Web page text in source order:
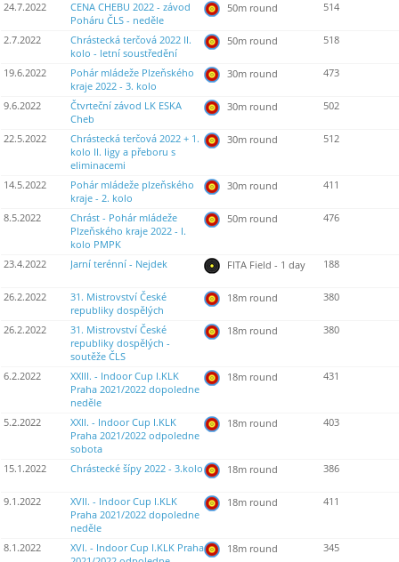
24.7.2022
CENA CHEBU 2022 - závod
Poháru ČLS - neděle
50m round 514
2.7.2022
Chrástecká terčová 2022 II.
kolo - letní soustředění
50m round 518
19.6.2022
Pohár mládeže Plzeňského
kraje 2022 - 3. kolo
30m round 473
9.6.2022
Čtvrteční závod LK ESKA
Cheb
30m round 502
22.5.2022
Chrástecká terčová 2022 + 1.
kolo II. ligy a přeboru s
eliminacemi
30m round 512
14.5.2022
Pohár mládeže plzeňského
kraje - 2. kolo
30m round 411
8.5.2022
Chrást - Pohár mládeže
Plzeňského kraje 2022 - I.
kolo PMPK
50m round 476
23.4.2022 Jarní terénní - Nejdek FITA Field - 1 day 188
26.2.2022
31. Mistrovství České
republiky dospělých
18m round 380
26.2.2022
31. Mistrovství České
republiky dospělých -
soutěže ČLS
18m round 380
6.2.2022
XXIII. - Indoor Cup I.KLK
Praha 2021/2022 dopoledne
neděle
18m round 431
5.2.2022
XXII. - Indoor Cup I.KLK
Praha 2021/2022 odpoledne
sobota
18m round 403
15.1.2022 Chrástecké šípy 2022 - 3.kolo 18m round 386
9.1.2022
XVII. - Indoor Cup I.KLK
Praha 2021/2022 dopoledne
neděle
18m round 411
8.1.2022
XVI. - Indoor Cup I.KLK Praha
18m round 345